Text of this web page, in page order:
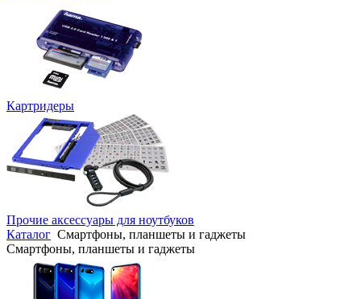
Картридеры
Прочие аксессуары для ноутбуков
Каталог Смартфоны, планшеты и гаджеты
Смартфоны, планшеты и гаджеты